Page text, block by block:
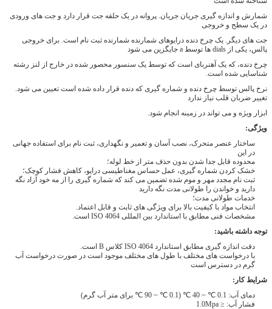
شمارش و اندازه گیری جریان جریان. پروانه در یک حلقه جت قرار دارد و جت های ورودی
در یک سطح و خروجی
جت های دیگر. یک چرخ دنده درایوهای شمارنده شمارنده ثبت نام است. برای خروجی
پالس، یکی از dials ها توسط a جایگزین می شود
چرخ دنده، که یک آهنربای است که توسط یک سنسور محصور شده در خارج از لنز رشته
شناسایی شده است.
نرخ پالس توسط چرخ دنده و شماره گیری که دنده قرار داده شده است تعیین می شود.
تغییر ضربان قلب نیاز ندارد
ابزار ویژه و می تواند در زمینه انجام شود.
ویژگی:
ساختار عنصر متحرک، نصب آسان و تعمیر و نگهداری، ثبت نام برای استفاده جهانی
در این
محدوده قابل جدا شدن بدون حذف متر از خط لوله؛
خشک کردن شماره گیری، عمل حساس مغناطیسی درایو، کاهش فشار کوچک؛
ثبت نام مجدد مهر و موم شده تضمین می کند که شماره گیری را از مه خود آزاد نگه
دارید و خواندن را طولانی مدت نگه دارید
خدمات طولانی مدت؛
انتخاب مواد با کیفیت بالا برای ویژگی های ثابت و قابل اعتماد.
مشخصات فنی مطابق با استاندارد بین المللی ISO 4064 است.
توجه داشته باشید:
دقت اندازه گیری مطابق استاندارد ISO 4064 کلاس B است.
با درخواست های مختلف با طول های مختلف موجود است در صورت درخواست آب
گرم در دسترس است
شرایط کار:
دمای آب: 0.1 ℃ ~ 40 ℃ (0.1 ℃ ~ 90 ℃ برای متر آب گرم)
فشار آب: ≤ 1.0Mpa